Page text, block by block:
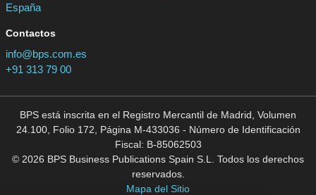
España
Contactos
info@bps.com.es
+91 313 79 00
BPS está inscrita en el Registro Mercantil de Madrid, Volumen
24.100, Folio 172, Página M-433036 - Número de Identificación
Fiscal: B-85062503
© 2026 BPS Business Publications Spain S.L. Todos los derechos
reservados.
Mapa del Sitio